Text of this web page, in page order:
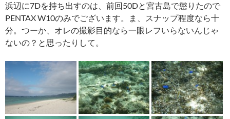
浜辺に7Dを持ち出すのは、前回50Dと宮古島で懲りたので
PENTAX W10のみでございます。ま、スナップ程度なら十
分。つーか、オレの撮影目的なら一眼レフいらないんじゃ
ないの？と思ったりして。